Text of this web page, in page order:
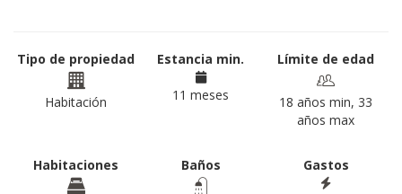
Tipo de propiedad
Habitación
Estancia min.
11 meses
Límite de edad
18 años min, 33
años max
Habitaciones Baños Gastos